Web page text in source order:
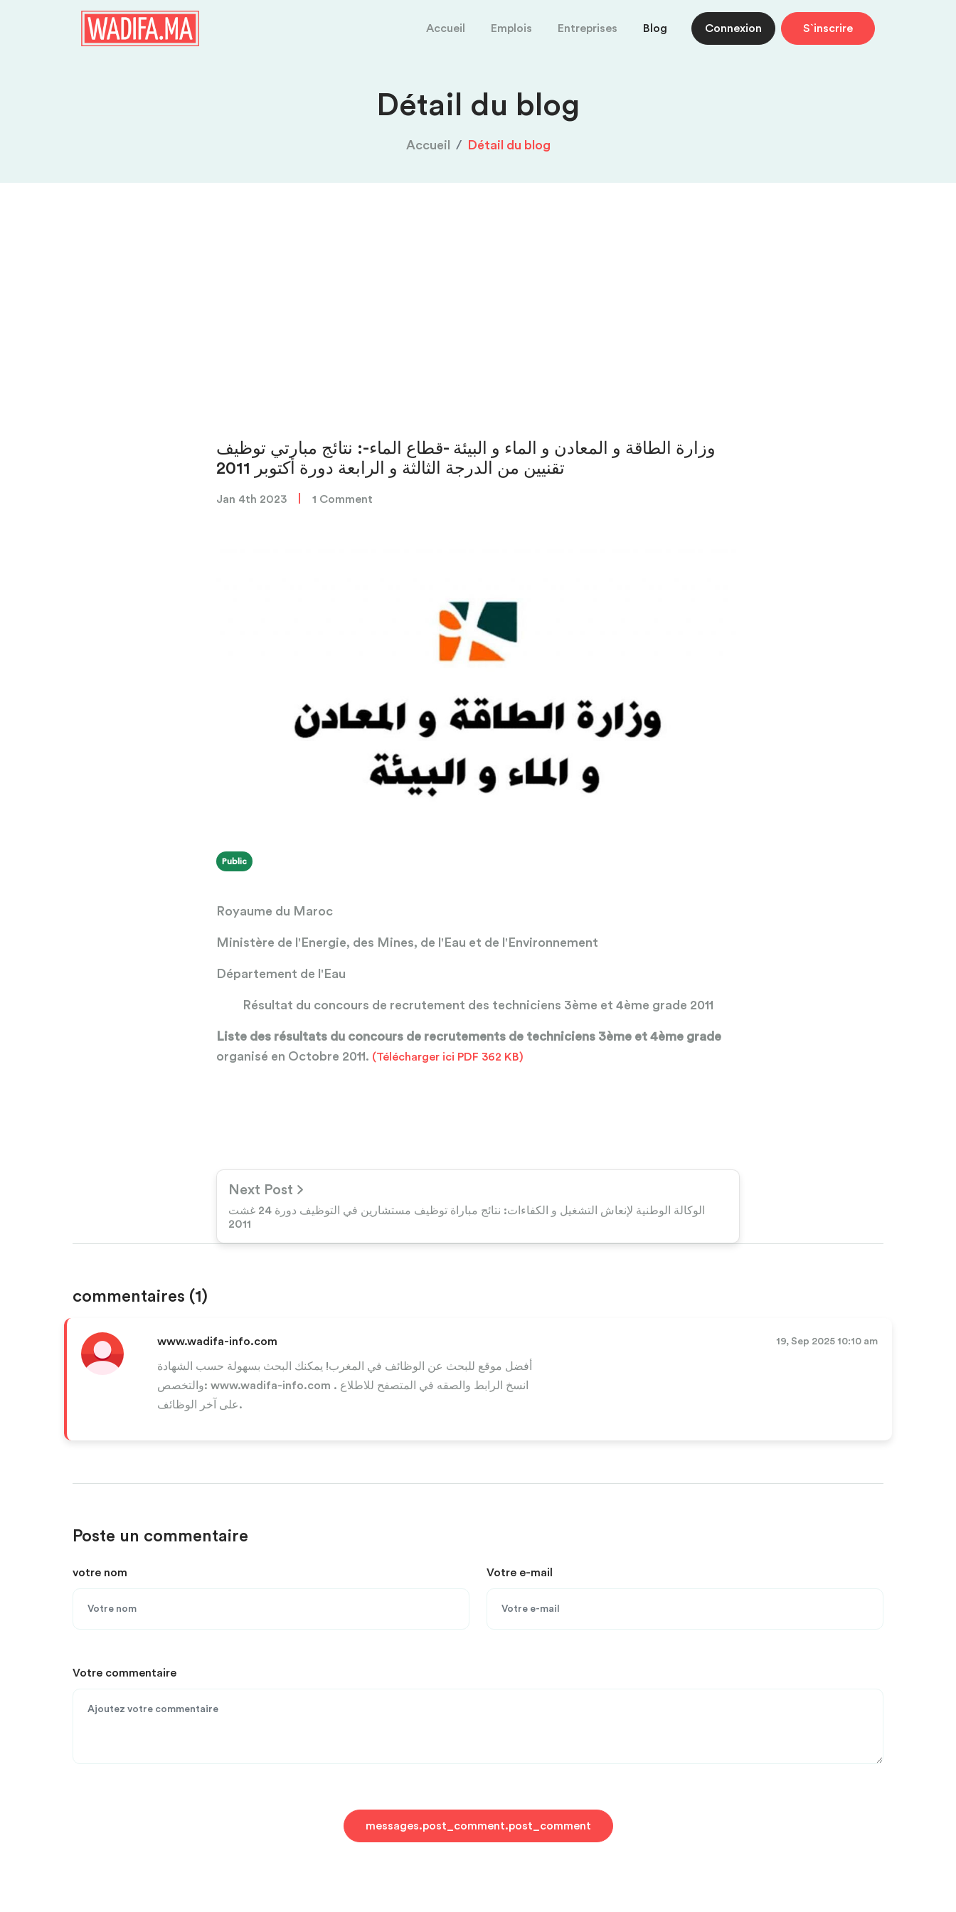
Accueil Emplois Entreprises Blog Connexion S`inscrire
Détail du blog
Accueil Détail du blog
وزارة الطاقة و المعادن و الماء و البيئة -قطاع الماء-: نتائج مبارتي توظيف
تقنيين من الدرجة الثالثة و الرابعة دورة أكتوبر 2011
Jan 4th 2023 1 Comment
Public
Royaume du Maroc
Ministère de l'Energie, des Mines, de l'Eau et de l'Environnement
Département de l'Eau
Résultat du concours de recrutement des techniciens 3ème et 4ème grade 2011
Liste des résultats du concours de recrutements de techniciens 3ème et 4ème grade
organisé en Octobre 2011. (Télécharger ici PDF 362 KB)
Next Post
الوكالة الوطنية لإنعاش التشغيل و الكفاءات: نتائج مباراة توظيف مستشارين في التوظيف دورة 24 غشت
2011
commentaires (1)
www.wadifa-info.com
أفضل موقع للبحث عن الوظائف في المغرب! يمكنك البحث بسهولة حسب الشهادة
والتخصص: www.wadifa-info.com . انسخ الرابط والصقه في المتصفح للاطلاع
على آخر الوظائف.
19, Sep 2025 10:10 am
Poste un commentaire
votre nom Votre e-mail
Votre commentaire
messages.post_comment.post_comment